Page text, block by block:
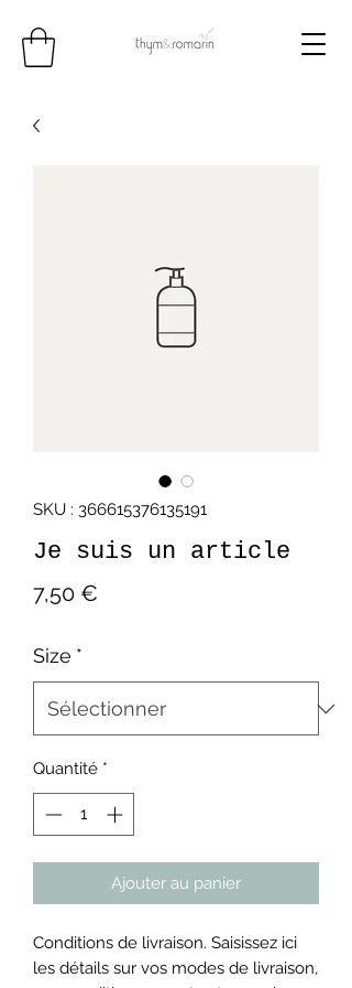
SKU : 366615376135191
Je suis un article
7,50 €
Size *
Quantité *
Ajouter au panier
Conditions de livraison. Saisissez ici
les détails sur vos modes de livraison,